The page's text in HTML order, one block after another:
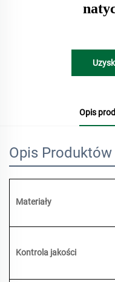
Opis
Opis Produktów
Materiały
Kontrola jakości